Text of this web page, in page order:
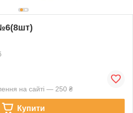
на сайті — 250 ₴
Купити